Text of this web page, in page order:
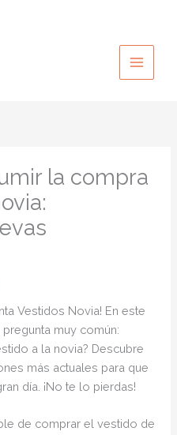
la compra
Vestidos Novia! En este
muy común:
a la novia? Descubre
más actuales para que
día. ¡No te lo pierdas!
de comprar el vestido de